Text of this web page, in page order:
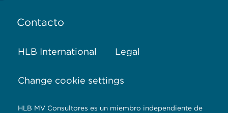
Contacto
HLB International Legal
Change cookie settings
HLB MV Consultores es un miembro independiente de